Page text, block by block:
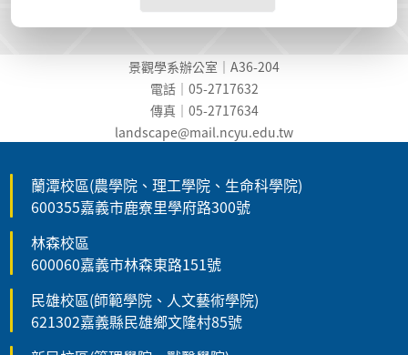
景觀學系辦公室｜A36-204
電話｜05-2717632
傳真｜05-2717634
landscape@mail.ncyu.edu.tw
蘭潭校區(農學院、理工學院、生命科學院)
600355嘉義市鹿寮里學府路300號
林森校區
600060嘉義市林森東路151號
民雄校區(師範學院、人文藝術學院)
621302嘉義縣民雄鄉文隆村85號